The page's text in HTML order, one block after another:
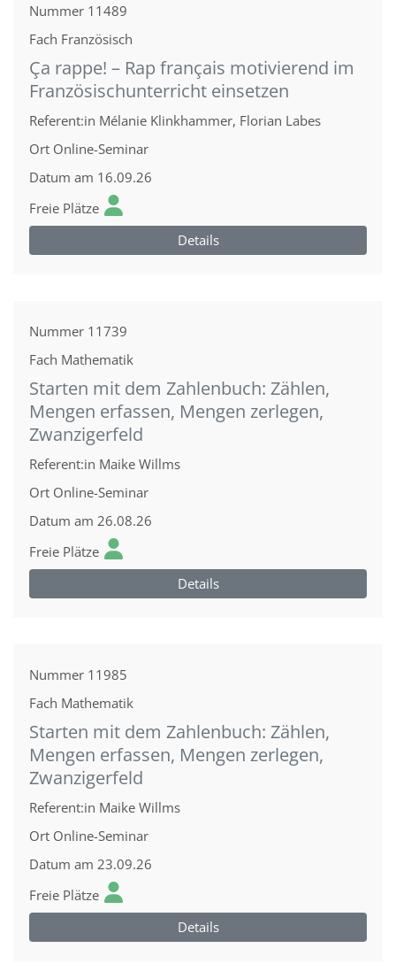
Nummer 11489
Fach Französisch
Ça rappe! – Rap français motivierend im
Französischunterricht einsetzen
Referent:in Mélanie Klinkhammer, Florian Labes
Ort Online-Seminar
Datum am 16.09.26
Freie Plätze
Details
Nummer 11739
Fach Mathematik
Starten mit dem Zahlenbuch: Zählen,
Mengen erfassen, Mengen zerlegen,
Zwanzigerfeld
Referent:in Maike Willms
Ort Online-Seminar
Datum am 26.08.26
Freie Plätze
Details
Nummer 11985
Fach Mathematik
Starten mit dem Zahlenbuch: Zählen,
Mengen erfassen, Mengen zerlegen,
Zwanzigerfeld
Referent:in Maike Willms
Ort Online-Seminar
Datum am 23.09.26
Freie Plätze
Details